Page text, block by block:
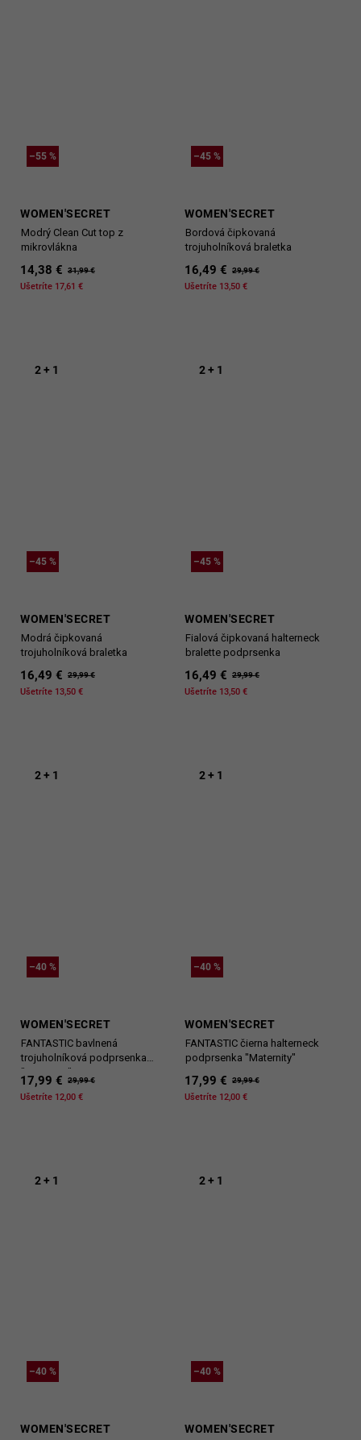
–55 %
WOMEN'SECRET
Modrý Clean Cut top z
mikrovlákna
14,38 € 31,99 €
Ušetríte 17,61 €
–45 %
WOMEN'SECRET
Bordová čipkovaná
trojuholníková braletka
16,49 € 29,99 €
Ušetríte 13,50 €
2 + 1
–45 %
WOMEN'SECRET
Modrá čipkovaná
trojuholníková braletka
16,49 € 29,99 €
Ušetríte 13,50 €
2 + 1
–45 %
WOMEN'SECRET
Fialová čipkovaná halterneck
bralette podprsenka
16,49 € 29,99 €
Ušetríte 13,50 €
2 + 1
–40 %
WOMEN'SECRET
FANTASTIC bavlnená
trojuholníková podprsenka
"Maternity"
17,99 € 29,99 €
Ušetríte 12,00 €
2 + 1
–40 %
WOMEN'SECRET
FANTASTIC čierna halterneck
podprsenka "Maternity"
17,99 € 29,99 €
Ušetríte 12,00 €
2 + 1
–40 %
WOMEN'SECRET
2 + 1
–40 %
WOMEN'SECRET